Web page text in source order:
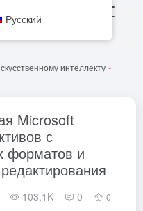
интеллекту -
Microsoft
с
форматов и
103.1K 0 0
Русский